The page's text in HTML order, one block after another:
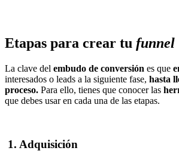
Etapas para crear tu funnel
La clave del embudo de conversión es que
interesados o leads a la siguiente fase, hasta
proceso. Para ello, tienes que conocer las
que debes usar en cada una de las etapas.
1. Adquisición